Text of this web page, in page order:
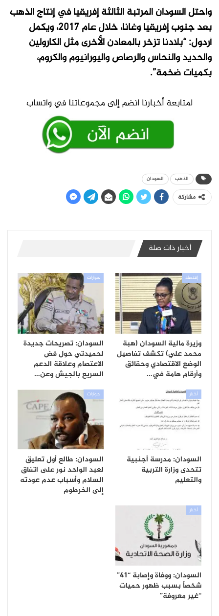
واحتل السودان المرتبة الثالثة إفريقيا في إنتاج الذهب
بعد جنوب إفريقيا وغانا، خلال عام 2017، ويكمل
أردول: “بلادنا تزخر بالمعادن الأخرى مثل الكارولين
والحديد والنحاس والرصاص واليورانيوم والكروم،
بكميات ضخمة”.
الذهب السودان
مشاركة
أخبار ذات صلة
إقتصاد
وزيرة مالية السودان (هبة
محمد علي) تكشف تفاصيل
الوضع الاقتصادي وحقائق
وأرقام هامة في…
حوارات
السودان: تصريحات جديدة
لحميدتي حول فض
الاعتصام وعلاقة الدعم
السريع بالجيش وعن…
أخبار
السودان: مدرسة أجنبية
تتحدى وزارة التربية
والتعليم
حوارات
السودان: طالع أول تعليق
لعبد الواحد نور على اتفاق
السلام وأسباب عدم عودته
إلى الخرطوم
أخبار
السودان: ووفاة وإصابة “41”
شخصاً بسبب ظهور حميات
“غير معروفة”